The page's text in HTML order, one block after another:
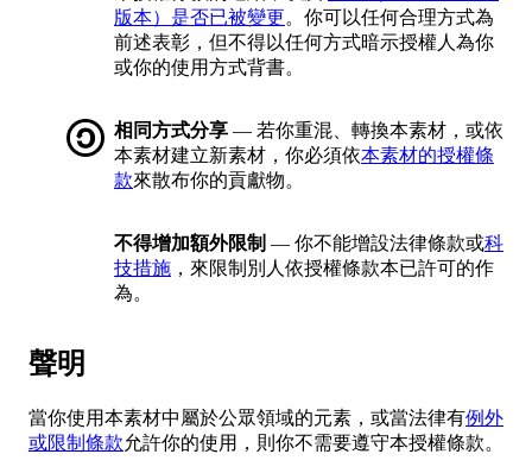
版本）是否已被變更。你可以任何合理方式為
前述表彰，但不得以任何方式暗示授權人為你
或你的使用方式背書。
相同方式分享 — 若你重混、轉換本素材，或依
本素材建立新素材，你必須依本素材的授權條
款來散布你的貢獻物。
不得增加額外限制 — 你不能增設法律條款或科
技措施 ，來限制別人依授權條款本已許可的作
為。
聲明
當你使用本素材中屬於公眾領域的元素，或當法律有例外
或限制條款允許你的使用，則你不需要遵守本授權條款。